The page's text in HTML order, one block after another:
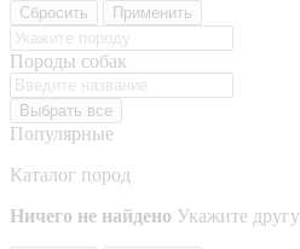
Сбросить Применить
Породы собак
Выбрать все
Популярные
Каталог пород
Ничего не найдено Укажите